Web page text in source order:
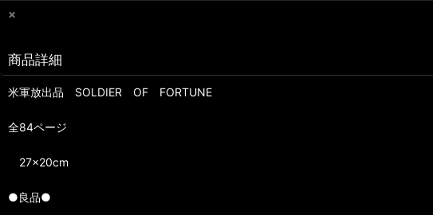
×
商品詳細
米軍放出品 SOLDIER OF FORTUNE
全84ページ
27×20cm
●良品●